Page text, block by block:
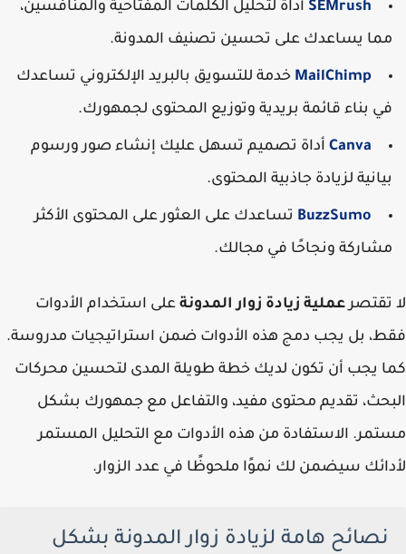
SEMrush أداة لتحليل الكلمات المفتاحية والمنافسين،
مما يساعدك على تحسين تصنيف المدونة.
MailChimp خدمة للتسويق بالبريد الإلكتروني تساعدك
في بناء قائمة بريدية وتوزيع المحتوى لجمهورك.
Canva أداة تصميم تسهل عليك إنشاء صور ورسوم
بيانية لزيادة جاذبية المحتوى.
BuzzSumo تساعدك على العثور على المحتوى الأكثر
مشاركة ونجاحًا في مجالك.
لا تقتصرعملية زيادة زوار المدونة على استخدام الأدوات
فقط، بل يجب دمج هذه الأدوات ضمن استراتيجيات مدروسة.
كما يجب أن تكون لديك خطة طويلة المدى لتحسين محركات
البحث، تقديم محتوى مفيد، والتفاعل مع جمهورك بشكل
مستمر. الاستفادة من هذه الأدوات مع التحليل المستمر
لأدائك سيضمن لك نموًا ملحوظًا في عدد الزوار.
نصائح هامة لزيادة زوار المدونة بشكل